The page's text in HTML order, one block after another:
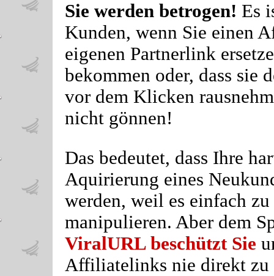
Sie werden betrogen! Es
Kunden, wenn Sie einen
eigenen Partnerlink
bekommen oder, dass
vor dem Klicken
nicht gönnen!
Das bedeutet, dass Ihre
Aquirierung eines
werden, weil es einfach
manipulieren. Aber dem
ViralURL beschützt Sie
Affiliatelinks nie direkt zu